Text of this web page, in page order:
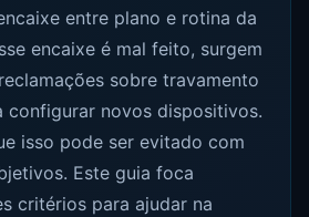
entre plano e rotina da
encaixe é mal feito, surgem
sobre travamento
configurar novos dispositivos.
isso pode ser evitado com
Este guia foca
critérios para ajudar na